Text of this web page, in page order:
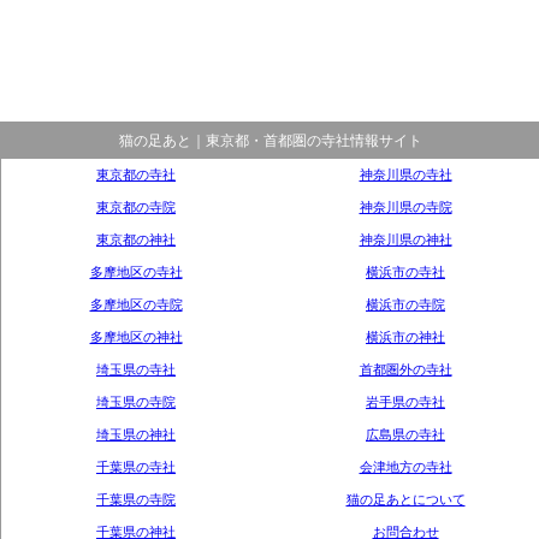
猫の足あと｜東京都・首都圏の寺社情報サイト
東京都の寺社
東京都の寺院
東京都の神社
多摩地区の寺社
多摩地区の寺院
多摩地区の神社
神奈川県の寺社
神奈川県の寺院
神奈川県の神社
横浜市の寺社
横浜市の寺院
横浜市の神社
埼玉県の寺社
埼玉県の寺院
埼玉県の神社
千葉県の寺社
千葉県の寺院
千葉県の神社
首都圏外の寺社
岩手県の寺社
広島県の寺社
会津地方の寺社
猫の足あとについて
お問合わせ